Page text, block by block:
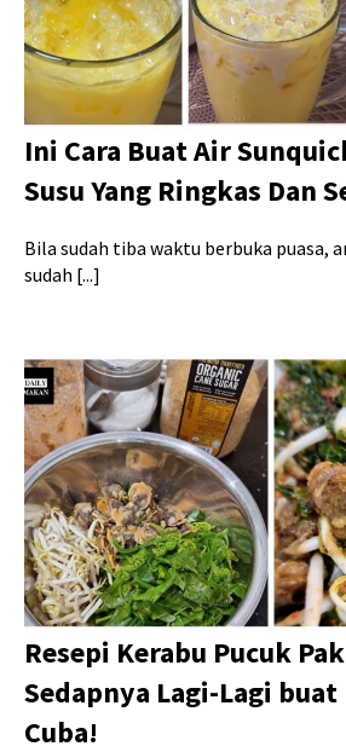
Ini Cara Buat Air
Susu Yang Ringkas Dan
Bila sudah tiba waktu berbuka puasa,
sudah [...]
Resepi Kerabu Pucuk
Sedapnya Lagi-Lagi
Cuba!